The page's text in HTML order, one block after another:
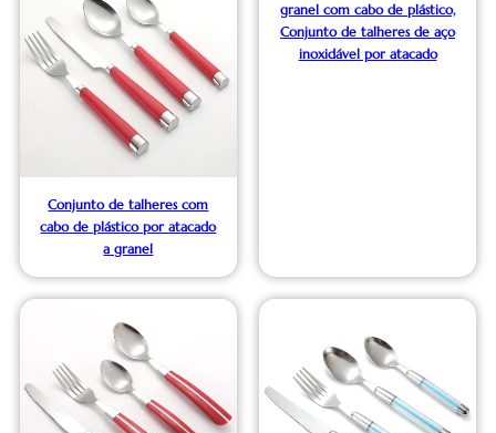
Conjunto de talheres com
cabo de plástico por atacado
a granel
granel com cabo de plástico,
Conjunto de talheres de aço
inoxidável por atacado